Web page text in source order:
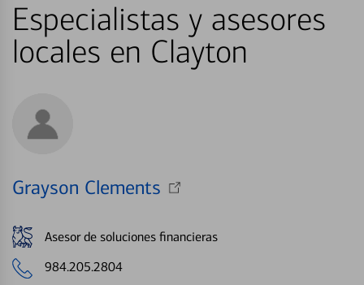
Especialistas y asesores
locales en Clayton
Grayson Clements
Asesor de soluciones financieras
984.205.2804